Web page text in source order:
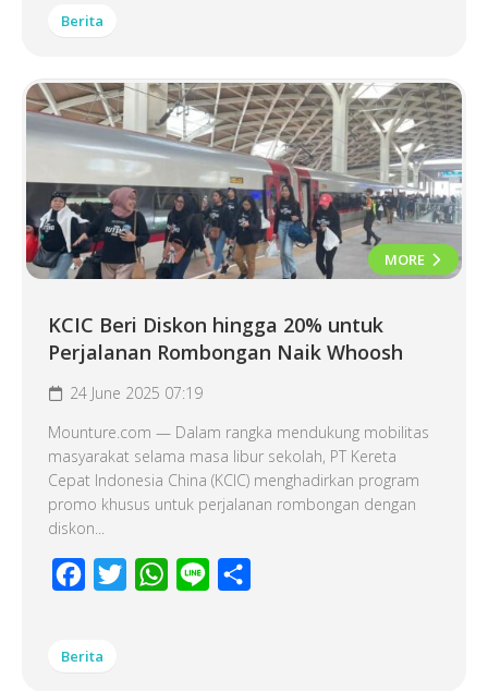
Berita
MORE
KCIC Beri Diskon hingga 20% untuk
Perjalanan Rombongan Naik Whoosh
24 June 2025 07:19
Mounture.com — Dalam rangka mendukung mobilitas
masyarakat selama masa libur sekolah, PT Kereta
Cepat Indonesia China (KCIC) menghadirkan program
promo khusus untuk perjalanan rombongan dengan
diskon...
Facebook
Twitter WhatsApp
Line
Berita